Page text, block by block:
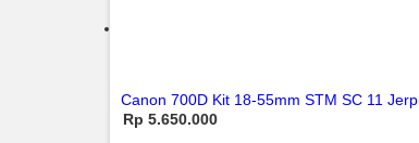
Canon 700D Kit 18-55mm STM SC 11
Rp 5.650.000